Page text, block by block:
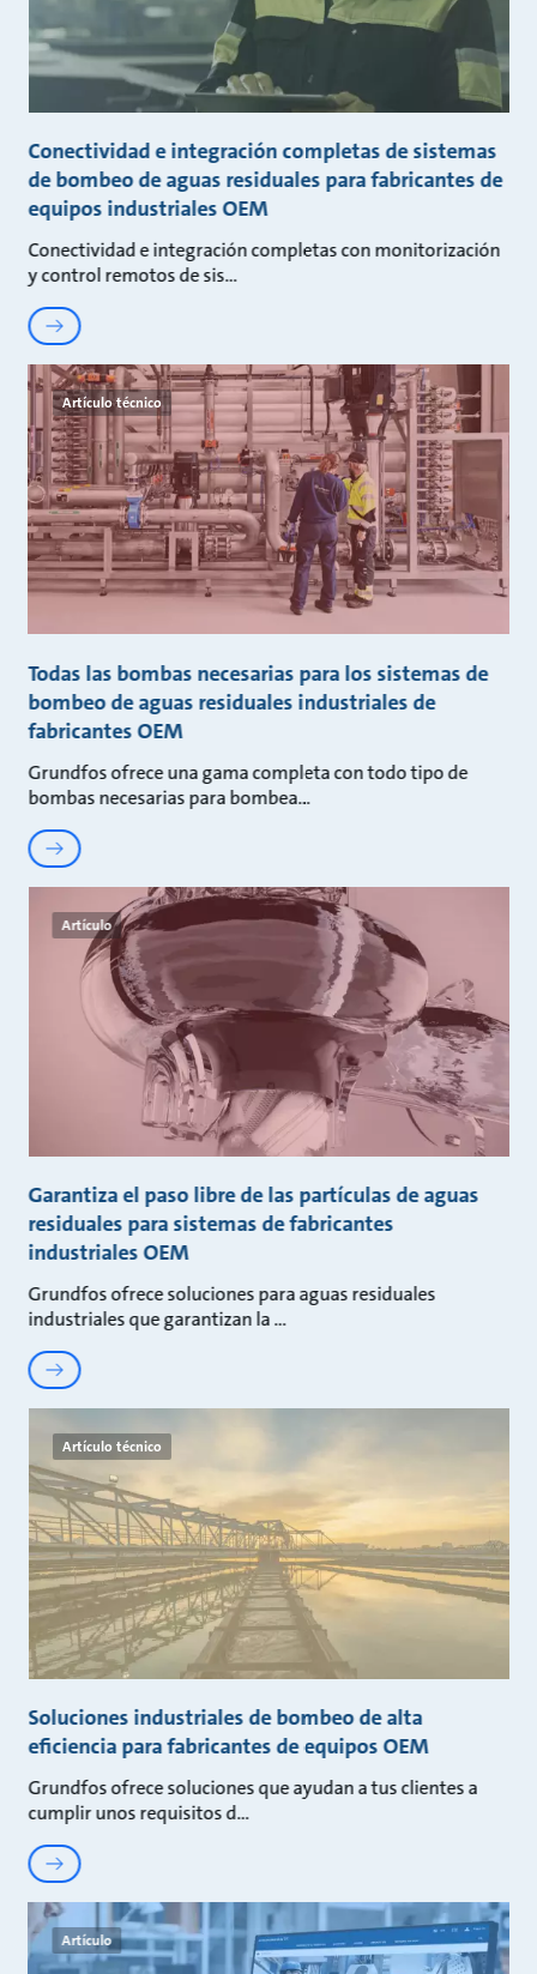
Conectividad e integración completas de sistemas
de bombeo de aguas residuales para fabricantes de
equipos industriales OEM
Conectividad e integración completas con monitorización
y control remotos de sis
Artículo técnico
Todas las bombas necesarias para los sistemas de
bombeo de aguas residuales industriales de
fabricantes OEM
Grundfos ofrece una gama completa con todo tipo de
bombas necesarias para bombea
Artículo
Garantiza el paso libre de las partículas de aguas
residuales para sistemas de fabricantes
industriales OEM
Grundfos ofrece soluciones para aguas residuales
industriales que garantizan la
Artículo técnico
Soluciones industriales de bombeo de alta
eficiencia para fabricantes de equipos OEM
Grundfos ofrece soluciones que ayudan a tus clientes a
cumplir unos requisitos d
Artículo